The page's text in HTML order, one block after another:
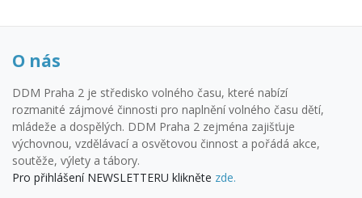
O nás
DDM Praha 2 je středisko volného času, které nabízí
rozmanité zájmové činnosti pro naplnění volného času dětí,
mládeže a dospělých. DDM Praha 2 zejména zajišťuje
výchovnou, vzdělávací a osvětovou činnost a pořádá akce,
soutěže, výlety a tábory.
Pro přihlášení NEWSLETTERU klikněte zde.